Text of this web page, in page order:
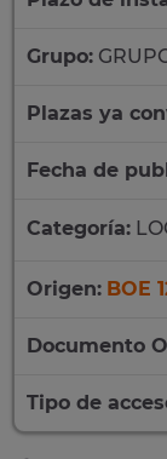
Grupo:
Plazas ya
Fecha de
Categoría:
Origen: BOE
Documento
Tipo de